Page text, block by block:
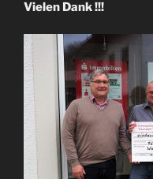
Vielen Dank !!!